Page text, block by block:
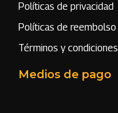
Políticas de privacidad
Políticas de reembolso
Términos y condiciones
Medios de pago